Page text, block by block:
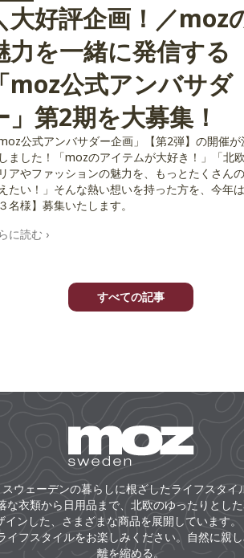
大好評企画！／moz
力を一緒に発信する
「moz公式アンバサダ
」第2期を大募集！
moz公式アンバサダー企画」【第2弾】の開催
ました！「mozのアイテムが大好き！」「北
アやファッションの魅力を、もっとたくさん
たい！」そんな熱い想いを持った方を、今年
名様】募集いたします。
に読む
すべての記事
ウェーデンの暮らしに根ざしたライフスタイ
な衣類から日用品まで、北欧のゆったりとし
インした、さまざまな商品を展開しています
イフスタイルをお楽しみください。自然に親
離を縮める。